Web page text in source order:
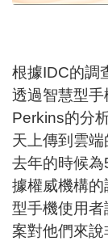
根據IDC的調
透過智慧型
Perkins的分
天上傳到雲
去年的時候
據權威機構
型手機使用
案對他們來